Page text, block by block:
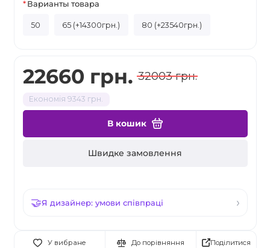
22660 грн. 32003 грн.
Економія 9343 грн.
В кошик
Швидке замовлення
Я дизайнер: умови співпраці
У вибране До порівняння
Варианты товара
50 65 (+14300грн.) 80 (+23540грн.)
Поділитися